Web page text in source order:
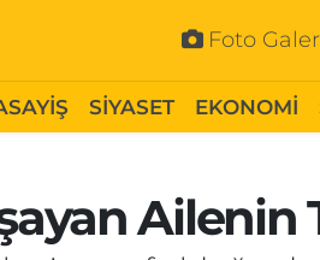
Foto
SİYASET EKONOMİ
Ailenin